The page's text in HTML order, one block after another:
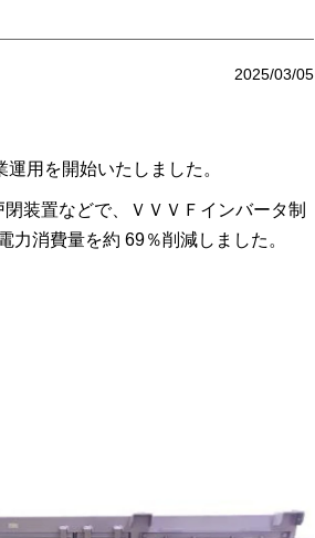
2025/03/05
用を開始いたしました。
装置などで、ＶＶＶＦインバータ制
消費量を約 69％削減しました。